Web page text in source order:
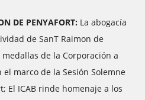
DE PENYAFORT: La abogacía
de SanT Raimon de
de la Corporación a
marco de la Sesión Solemne
El ICAB rinde homenaje a los